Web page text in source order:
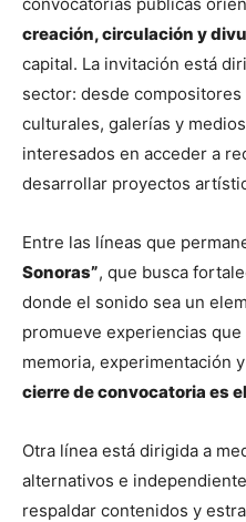
creación, circulación y
capital. La invitación está
sector: desde
culturales, galerías y
interesados en acceder a
desarrollar proyectos
Entre las líneas que
Sonoras”, que busca
donde el sonido sea un
promueve experiencias
cierre de convocatoria es
Otra línea está dirigida a
alternativos e
respaldar contenidos y